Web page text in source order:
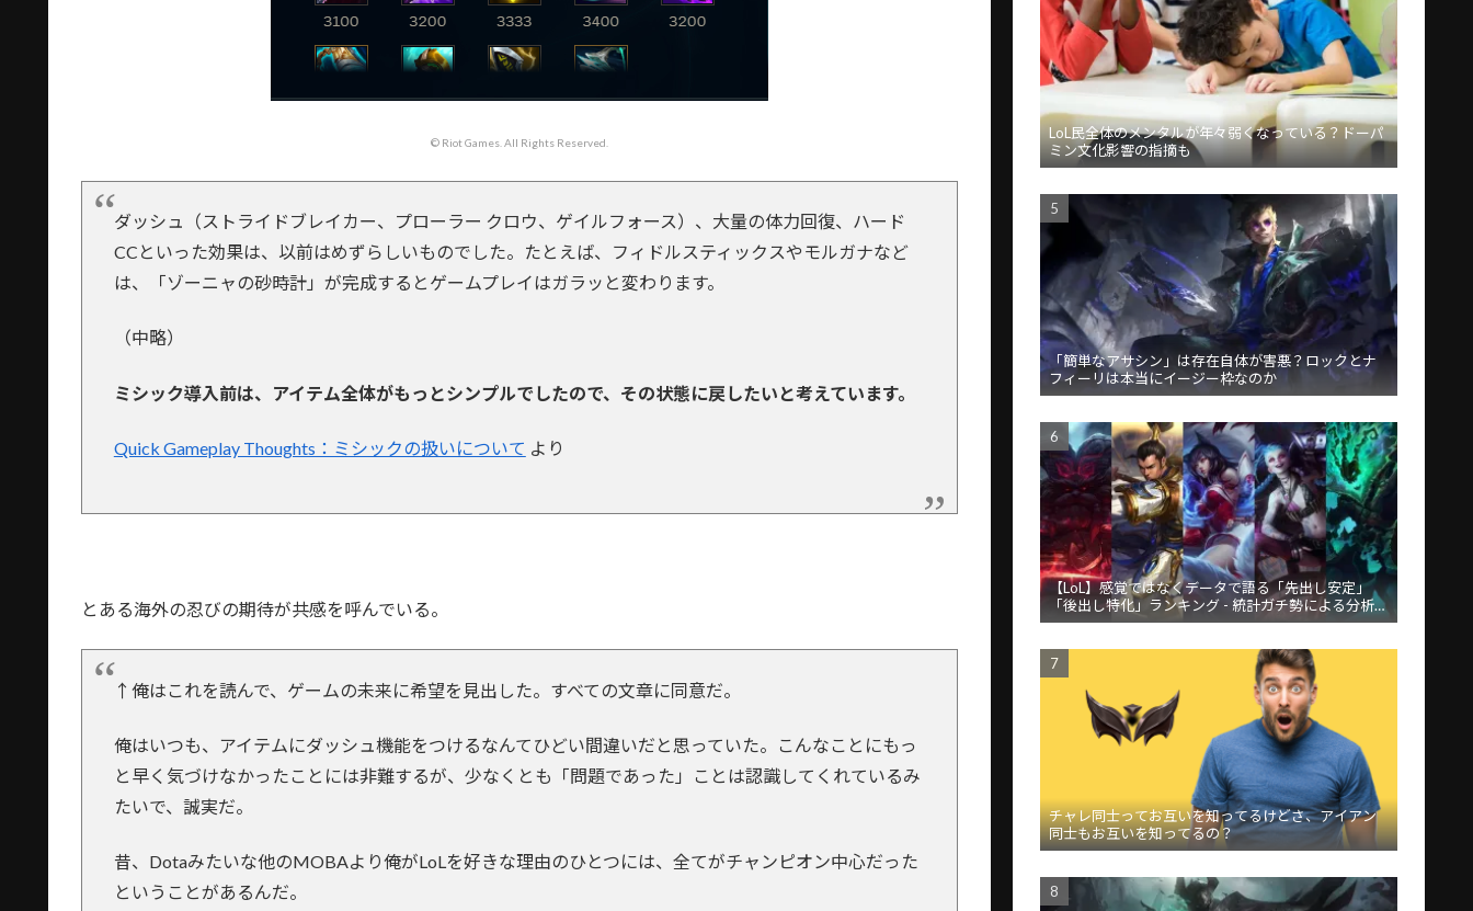
© Riot Games. All Rights Reserved.
ダッシュ（ストライドブレイカー、プローラー クロウ、ゲイルフォース）、大量の体力回復、ハード
CCといった効果は、以前はめずらしいものでした。たとえば、フィドルスティックスやモルガナなど
は、「ゾーニャの砂時計」が完成するとゲームプレイはガラッと変わります。
（中略）
ミシック導入前は、アイテム全体がもっとシンプルでしたので、その状態に戻したいと考えています。
Quick Gameplay Thoughts：ミシックの扱いについて より
とある海外の忍びの期待が共感を呼んでいる。
↑俺はこれを読んで、ゲームの未来に希望を見出した。すべての文章に同意だ。
俺はいつも、アイテムにダッシュ機能をつけるなんてひどい間違いだと思っていた。こんなことにもっ
と早く気づけなかったことには非難するが、少なくとも「問題であった」ことは認識してくれているみ
たいで、誠実だ。
昔、Dotaみたいな他のMOBAより俺がLoLを好きな理由のひとつには、全てがチャンピオン中心だった
ということがあるんだ。
LoL民全体のメンタルが年々弱くなっている？ドーパ
ミン文化影響の指摘も
「簡単なアサシン」は存在自体が害悪？ロックとナ
フィーリは本当にイージー枠なのか
【LoL】感覚ではなくデータで語る「先出し安定」
「後出し特化」ランキング - 統計ガチ勢による分析が
話題
チャレ同士ってお互いを知ってるけどさ、アイアン
同士もお互いを知ってるの？